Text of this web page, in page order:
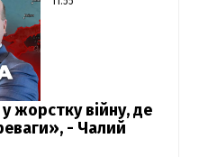
жорстку війну, де
- Чалий